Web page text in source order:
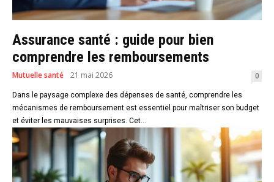
Assurance santé : guide pour bien
comprendre les remboursements
Mutuelle santé 21 mai 2026 0
Dans le paysage complexe des dépenses de santé, comprendre les
mécanismes de remboursement est essentiel pour maîtriser son budget
et éviter les mauvaises surprises. Cet...